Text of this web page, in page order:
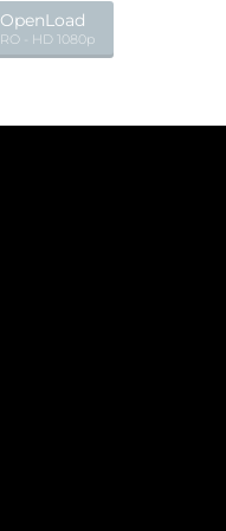
OpenLoad
RO - HD 1080p